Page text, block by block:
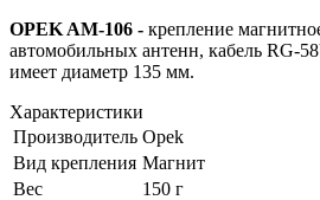
OPEK AM-106 - крепление
автомобильных антенн, кабель RG-
имеет диаметр 135 мм.
Характеристики
Производитель Opek
Вид крепления Магнит
Вес
150 г